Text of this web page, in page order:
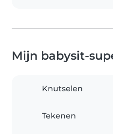
Mijn babysit-
Knutselen
Tekenen